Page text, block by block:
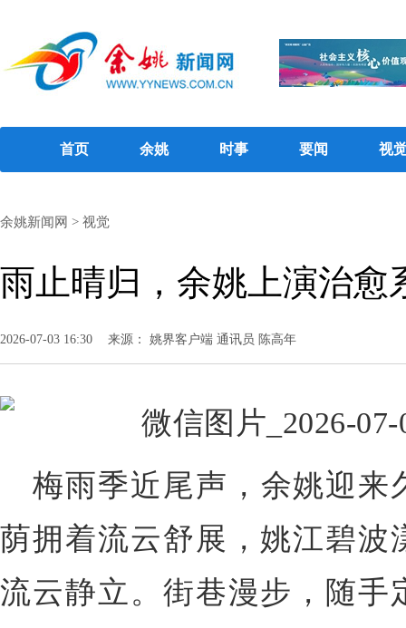
首页 余姚 时事 要闻 视
余姚新闻网 > 视觉
雨止晴归，余姚上演治愈
2026-07-03 16:30 来源： 姚界客户端 通讯员 陈高年
梅雨季近尾声， 余姚迎来
荫拥着流云舒展，姚江碧波
流云静立。街巷漫步，随手